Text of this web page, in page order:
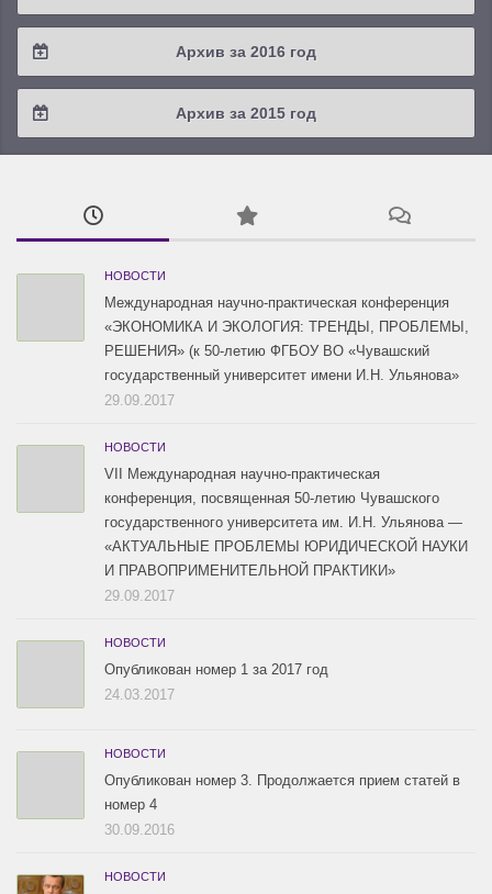
2017 / #4
2017 / #3
Архив за 2016 год
2016 / #4
2016 / #3
Архив за 2015 год
2015 / #3
2015 / #2
НОВОСТИ
Международная научно-практическая конференция
«ЭКОНОМИКА И ЭКОЛОГИЯ: ТРЕНДЫ, ПРОБЛЕМЫ,
РЕШЕНИЯ» (к 50-летию ФГБОУ ВО «Чувашский
государственный университет имени И.Н. Ульянова»
29.09.2017
НОВОСТИ
VII Международная научно-практическая
конференция, посвященная 50-летию Чувашского
государственного университета им. И.Н. Ульянова —
«АКТУАЛЬНЫЕ ПРОБЛЕМЫ ЮРИДИЧЕСКОЙ НАУКИ
И ПРАВОПРИМЕНИТЕЛЬНОЙ ПРАКТИКИ»
29.09.2017
НОВОСТИ
Опубликован номер 1 за 2017 год
24.03.2017
НОВОСТИ
Опубликован номер 3. Продолжается прием статей в
номер 4
30.09.2016
НОВОСТИ